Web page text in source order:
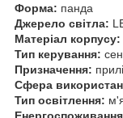
Форма: панда
Джерело світла:
Матеріал корпусу:
Тип керування:
Призначення:
Сфера
Тип освітлення: